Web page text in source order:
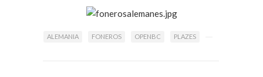
ALEMANIA FONEROS OPENBC PLAZES